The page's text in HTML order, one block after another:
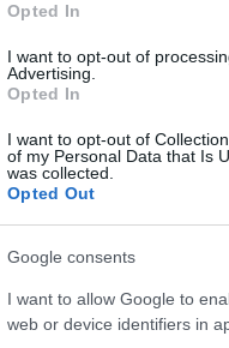
Opted In
I want to opt-out of
Advertising.
Opted In
I want to opt-out of
of my Personal Data that Is
was collected.
Opted Out
Google consents
I want to allow Google to
web or device identifiers in